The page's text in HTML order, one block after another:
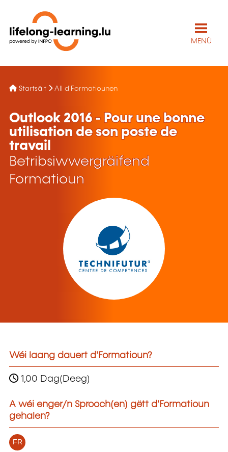
MENÜ
Startsäit All d'Formatiounen
Outlook 2016 - Pour une bonne
utilisation de son poste de
travail
Betribsiwwergräifend
Formatioun
Wéi laang dauert d'Formatioun?
1,00 Dag(Deeg)
A wéi enger/n Sprooch(en) gëtt d'Formatioun
gehalen?
FR